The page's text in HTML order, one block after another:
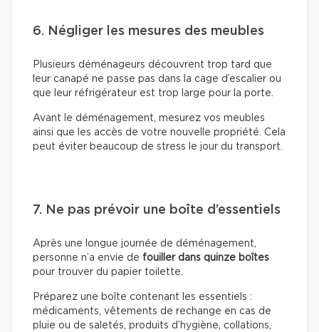
6. Négliger les mesures des meubles
Plusieurs déménageurs découvrent trop tard que
leur canapé ne passe pas dans la cage d’escalier ou
que leur réfrigérateur est trop large pour la porte.
Avant le déménagement, mesurez vos meubles
ainsi que les accès de votre nouvelle propriété. Cela
peut éviter beaucoup de stress le jour du transport.
7. Ne pas prévoir une boîte d’essentiels
Après une longue journée de déménagement,
personne n’a envie de fouiller dans quinze boîtes
pour trouver du papier toilette.
Préparez une boîte contenant les essentiels :
médicaments, vêtements de rechange en cas de
pluie ou de saletés, produits d’hygiène, collations,